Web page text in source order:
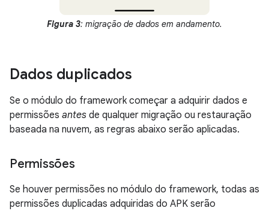
Figura 3: migração de dados em andamento.
Dados duplicados
Se o módulo do framework começar a adquirir dados e
permissões antes de qualquer migração ou restauração
baseada na nuvem, as regras abaixo serão aplicadas.
Permissões
Se houver permissões no módulo do framework, todas as
permissões duplicadas adquiridas do APK serão